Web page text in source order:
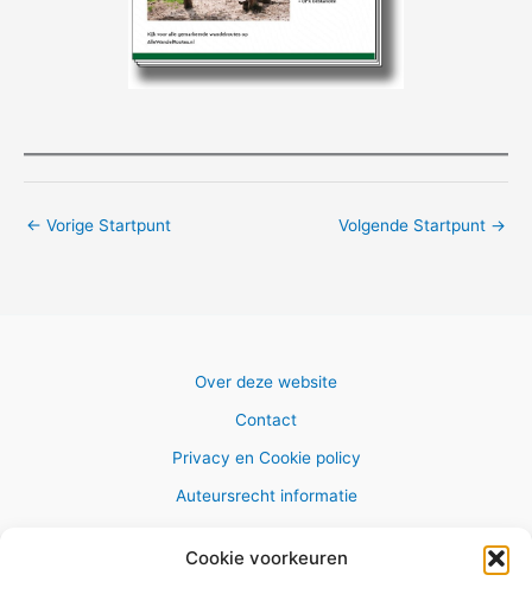
Cookie voorkeuren
← Vorige Startpunt Volgende Startpunt →
Over deze website
Contact
Privacy en Cookie policy
Auteursrecht informatie